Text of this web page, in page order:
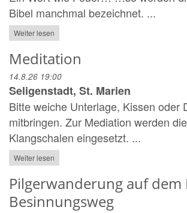
Bibel manchmal bezeichnet. ...
Weiter lesen
Meditation
14.8.26 19:00
Seligenstadt, St. Marien
Bitte weiche Unterlage, Kissen oder
mitbringen. Zur Mediation werden
Klangschalen eingesetzt. ...
Weiter lesen
Pilgerwanderung auf dem
Besinnungsweg